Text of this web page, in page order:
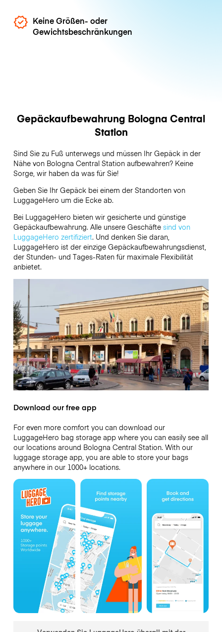
Keine Größen- oder
Gewichtsbeschränkungen
Gepäckaufbewahrung Bologna Central
Station
Sind Sie zu Fuß unterwegs und müssen Ihr Gepäck in der
Nähe von Bologna Central Station aufbewahren? Keine
Sorge, wir haben da was für Sie!
Geben Sie Ihr Gepäck bei einem der Standorten von
LuggageHero um die Ecke ab.
Bei LuggageHero bieten wir gesicherte und günstige
Gepäckaufbewahrung. Alle unsere Geschäfte sind von
LuggageHero zertifiziert. Und denken Sie daran,
LuggageHero ist der einzige Gepäckaufbewahrungsdienst,
der Stunden- und Tages-Raten für maximale Flexibilität
anbietet.
Download our free app
For even more comfort you can download our
LuggageHero bag storage app where you can easily see all
our locations around Bologna Central Station. With our
luggage storage app, you are able to store your bags
anywhere in our 1000+ locations.